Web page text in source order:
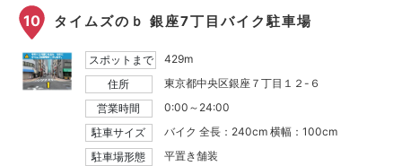
10 タイムズのｂ 銀座7丁目バイク駐車場
スポットまで
429m
住所
東京都中央区銀座７丁目１２-６
営業時間
0:00～24:00
駐車サイズ
バイク 全長：240cm 横幅：100cm
駐車場形態
平置き舗装